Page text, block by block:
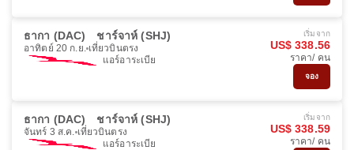
ธากา (DAC) ชาร์จาห์ (SHJ)
อาทิตย์ 20 ก.ย. เที่ยวบินตรง
แอร์อาระเบีย
เริ่มจาก
US$ 338.56
ราคา/ คน
จอง
ธากา (DAC) ชาร์จาห์ (SHJ)
จันทร์ 3 ส.ค. เที่ยวบินตรง
แอร์อาระเบีย
เริ่มจาก
US$ 338.59
ราคา/ คน